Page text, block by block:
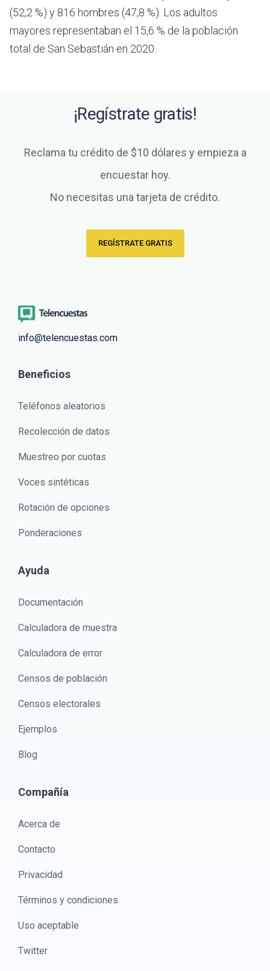
(52,2 %) y 816 hombres (47,8 %). Los adultos
mayores representaban el 15,6 % de la población
total de San Sebastián en 2020.
¡Regístrate gratis!
Reclama tu crédito de $10 dólares y empieza a
encuestar hoy.
No necesitas una tarjeta de crédito.
REGÍSTRATE GRATIS
info@telencuestas.com
Beneficios
Teléfonos aleatorios
Recolección de datos
Muestreo por cuotas
Voces sintéticas
Rotación de opciones
Ponderaciones
Ayuda
Documentación
Calculadora de muestra
Calculadora de error
Censos de población
Censos electorales
Ejemplos
Blog
Compañía
Acerca de
Contacto
Privacidad
Términos y condiciones
Uso aceptable
Twitter